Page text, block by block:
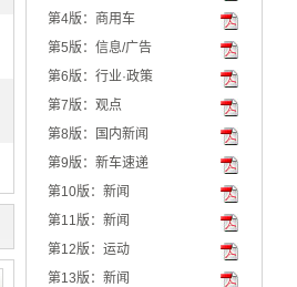
第4版：商用车
第5版：信息/广告
第6版：行业·政策
第7版：观点
第8版：国内新闻
第9版：新车速递
第10版：新闻
第11版：新闻
第12版：运动
第13版：新闻